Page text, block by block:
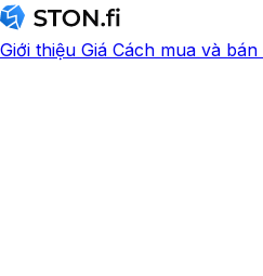
Giới thiệu Giá Cách mua và bán